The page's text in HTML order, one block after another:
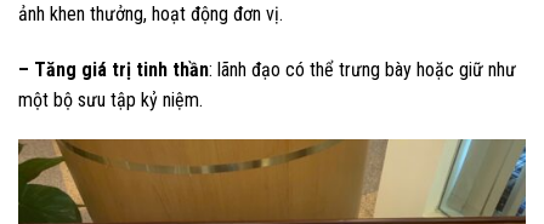
ảnh khen thưởng, hoạt động đơn vị.
– Tăng giá trị tinh thần: lãnh đạo có thể trưng bày hoặc giữ như
một bộ sưu tập kỷ niệm.